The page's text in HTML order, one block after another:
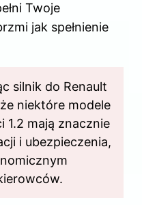
Twoje
jak spełnienie
silnik do Renault
niektóre modele
1.2 mają znacznie
i ubezpieczenia,